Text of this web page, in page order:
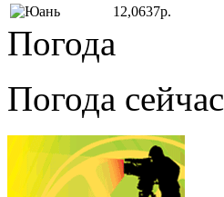
12,0637р.
Погода
Погода сейчас